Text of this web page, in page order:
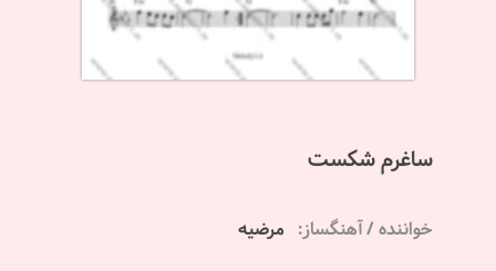
ساغرم شکست
خواننده / آهنگساز: مرضیه